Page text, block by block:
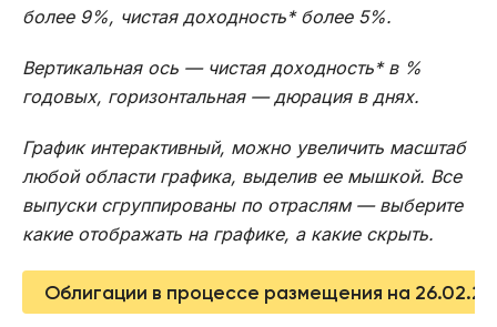
более 9%, чистая доходность* более 5%.
Вертикальная ось — чистая доходность* в %
годовых, горизонтальная — дюрация в днях.
График интерактивный, можно увеличить масштаб
любой области графика, выделив ее мышкой. Все
выпуски сгруппированы по отраслям — выберите
какие отображать на графике, а какие скрыть.
Облигации в процессе размещения на